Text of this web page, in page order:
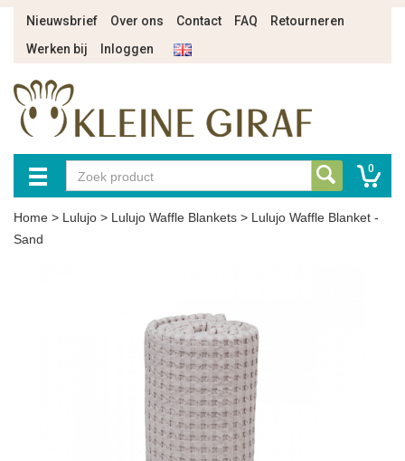
Nieuwsbrief Over ons Contact FAQ
Retourneren
Werken bij
Inloggen
0
Home > Lulujo > Lulujo Waffle Blankets > Lulujo Waffle Blanket -
Sand